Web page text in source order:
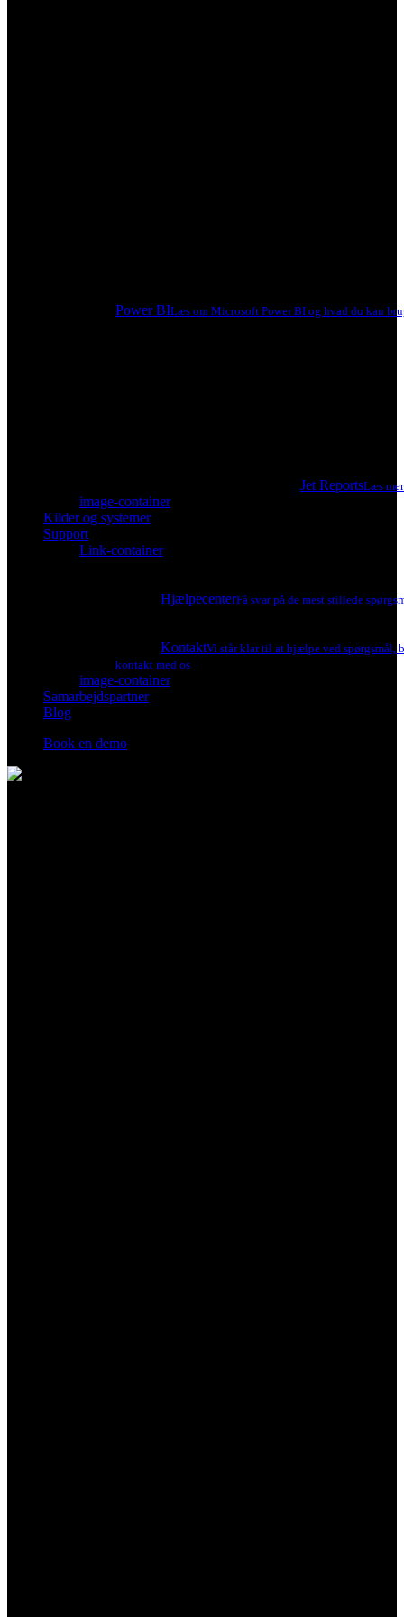
Power BILæs om Microsoft Power BI og hvad du kan
Jet ReportsLæs
image-container
Kilder og systemer
Support
Link-container
HjælpecenterFå svar på de mest stillede
KontaktVi står klar til at hjælpe ved spørgsmål,
kontakt med os
image-container
Samarbejdspartner
Blog
Book en demo